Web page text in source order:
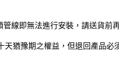
線即無法進行安裝，請送貨前
猶豫期之權益，但退回產品